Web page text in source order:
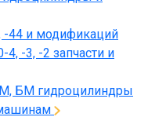
44 и модификаций
-3, -2 запчасти и
БМ гидроцилиндры